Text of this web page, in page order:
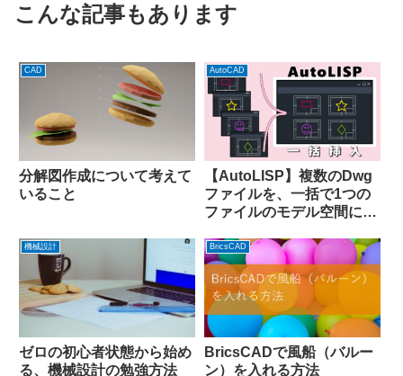
こんな記事もあります
CAD
分解図作成について考えて
いること
AutoCAD
【AutoLISP】複数のDwg
ファイルを、一括で1つの
ファイルのモデル空間に集
機械設計
ゼロの初心者状態から始め
る、機械設計の勉強方法
BricsCAD
BricsCADで風船（バルー
ン）を入れる方法